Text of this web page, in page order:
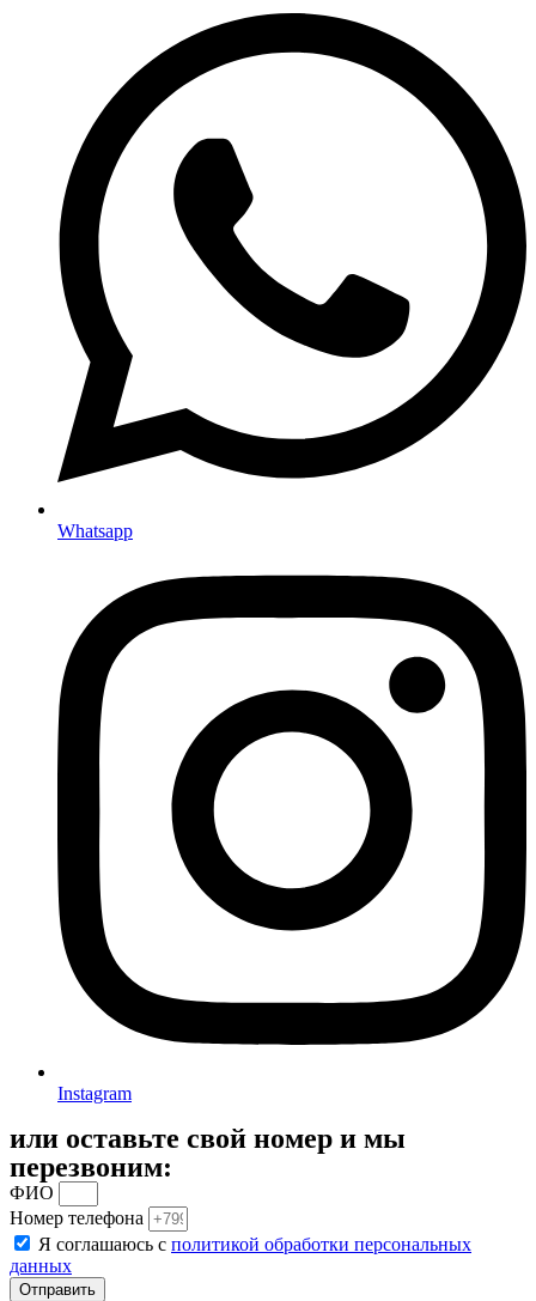
Whatsapp
Instagram
или оставьте свой номер и мы
перезвоним:
ФИО
Номер телефона
Я соглашаюсь с политикой обработки персональных
данных
Отправить